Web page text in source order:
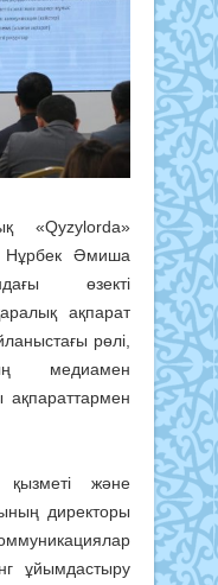
«Qyzylorda»
Нұрбек Әмиша
өзекті
ақпарат
рөлі,
медиамен
қызметі және
директоры
ұйымдастыру